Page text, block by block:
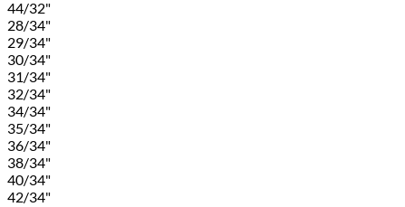
44/32"
28/34"
29/34"
30/34"
31/34"
32/34"
34/34"
35/34"
36/34"
38/34"
40/34"
42/34"